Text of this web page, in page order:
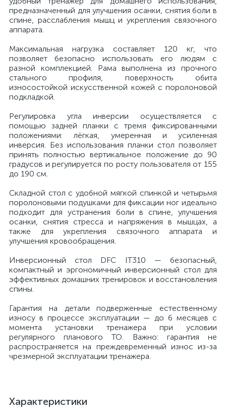
предназначенный для улучшения осанки, снятия боли в
спине, расслабления мышц и укрепления связочного
аппарата.
Максимальная нагрузка составляет 120 кг, что
позволяет безопасно использовать его людям с
разной комплекцией. Рама выполнена из прочного
стального профиля, поверхность обита
износостойкой искусственной кожей с поролоновой
подкладкой.
Регулировка угла инверсии осуществляется с
помощью задней планки с тремя фиксированными
положениями: лёгкая, умеренная и усиленная
инверсия. Без использования планки стол позволяет
принять полностью вертикальное положение до 90
градусов и регулируется по росту пользователя от 155
до 190 см.
Складной стол с удобной мягкой спинкой и четырьмя
поролоновыми подушками для фиксации ног идеально
подходит для устранения боли в спине, улучшения
осанки, снятия стресса и напряжения в мышцах, а
также для укрепления связочного аппарата и
улучшения кровообращения.
Инверсионный стол DFC IT310 — безопасный,
компактный и эргономичный инверсионный стол для
эффективных домашних тренировок и восстановления
спины.
Гарантия на детали подверженные естественному
износу в процессе эксплуатации — до 6 месяцев с
момента установки тренажера при условии
регулярного планового ТО. Важно: гарантия не
распространяется на преждевременный износ из-за
чрезмерной эксплуатации тренажера.
Характеристики